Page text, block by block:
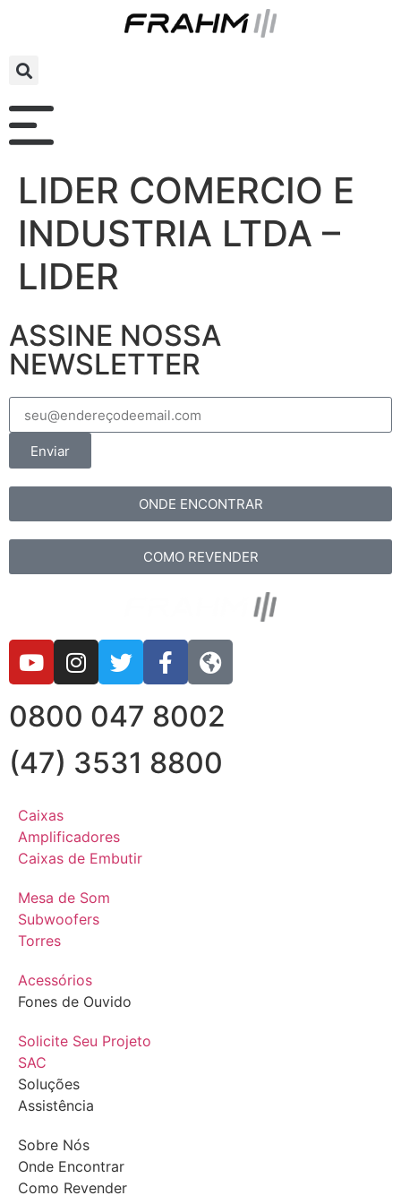
LIDER COMERCIO E
INDUSTRIA LTDA –
LIDER
ASSINE NOSSA
NEWSLETTER
Enviar
ONDE ENCONTRAR
COMO REVENDER
0800 047 8002
(47) 3531 8800
Caixas
Amplificadores
Caixas de Embutir
Mesa de Som
Subwoofers
Torres
Acessórios
Fones de Ouvido
Solicite Seu Projeto
SAC
Soluções
Assistência
Sobre Nós
Onde Encontrar
Como Revender